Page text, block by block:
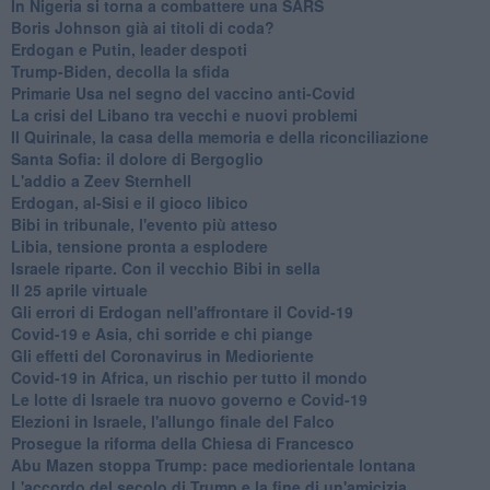
In Nigeria si torna a combattere una SARS
Boris Johnson già ai titoli di coda?
Erdogan e Putin, leader despoti
Trump-Biden, decolla la sfida
Primarie Usa nel segno del vaccino anti-Covid
La crisi del Libano tra vecchi e nuovi problemi
Il Quirinale, la casa della memoria e della riconciliazione
Santa Sofia: il dolore di Bergoglio
L'addio a ​Zeev Sternhell
Erdogan, al-Sisi e il gioco libico
Bibi in tribunale, l'evento più atteso
Libia, tensione pronta a esplodere
Israele riparte. Con il vecchio Bibi in sella
Il 25 aprile virtuale
Gli errori di Erdogan nell'affrontare il Covid-19
Covid-19 e Asia, chi sorride e chi piange
Gli effetti del Coronavirus in Medioriente
Covid-19 in Africa, un rischio per tutto il mondo
Le lotte di Israele tra nuovo governo e Covid-19
Elezioni in Israele, l'allungo finale del Falco
Prosegue la riforma della Chiesa di Francesco
Abu Mazen stoppa Trump: pace mediorientale lontana